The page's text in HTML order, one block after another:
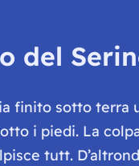
del
finito sotto terra
i piedi. La
tutt.